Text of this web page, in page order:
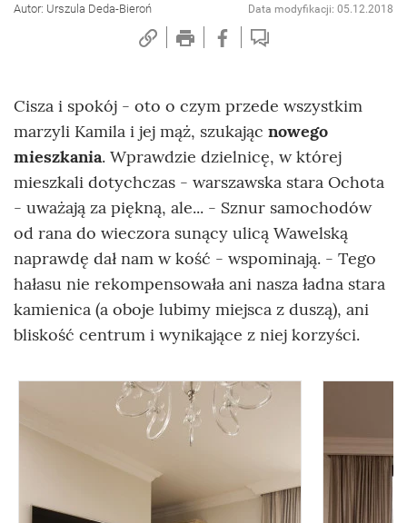
Autor: Urszula Deda-Bieroń
Data modyfikacji: 05.12.2018
Cisza i spokój - oto o czym przede wszystkim
marzyli Kamila i jej mąż, szukając nowego
mieszkania. Wprawdzie dzielnicę, w której
mieszkali dotychczas - warszawska stara Ochota
- uważają za piękną, ale... - Sznur samochodów
od rana do wieczora sunący ulicą Wawelską
naprawdę dał nam w kość - wspominają. - Tego
hałasu nie rekompensowała ani nasza ładna stara
kamienica (a oboje lubimy miejsca z duszą), ani
bliskość centrum i wynikające z niej korzyści.